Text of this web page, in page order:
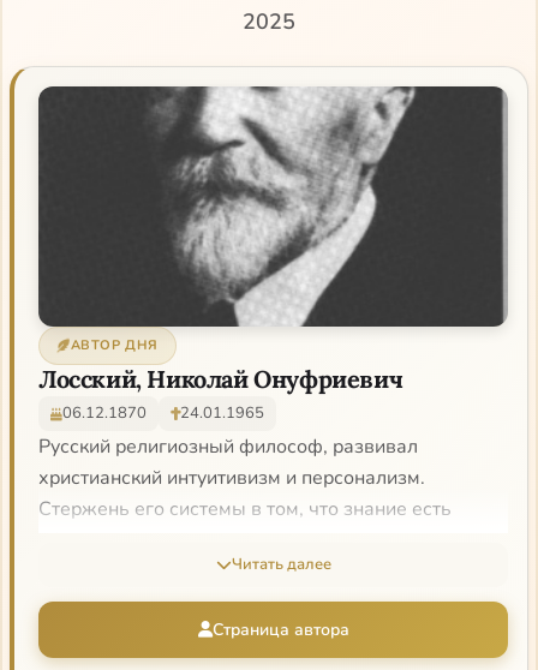
2025
АВТОР ДНЯ
Лосский, Николай Онуфриевич
06.12.1870 24.01.1965
Русский религиозный философ, развивал
христианский интуитивизм и персонализм.
Стержень его системы в том, что знание есть
копиями. Стремление личности к «абсолютной
полноте» бытия приводит ее к Богу. Путь человека
и всей твари к Богу является абсолютной
Читать далее
Страница автора